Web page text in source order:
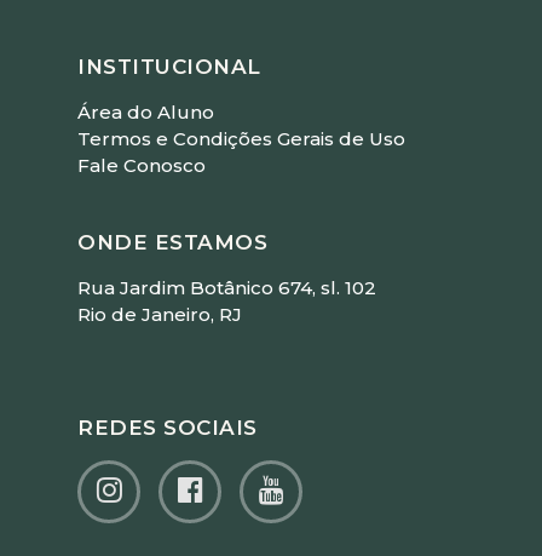
INSTITUCIONAL
Área do Aluno
Termos e Condições Gerais de Uso
Fale Conosco
ONDE ESTAMOS
Rua Jardim Botânico 674, sl. 102
Rio de Janeiro, RJ
REDES SOCIAIS